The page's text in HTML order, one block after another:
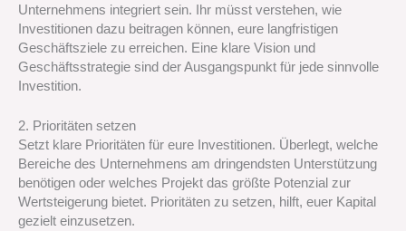
Unternehmens integriert sein. Ihr müsst verstehen, wie
Investitionen dazu beitragen können, eure langfristigen
Geschäftsziele zu erreichen. Eine klare Vision und
Geschäftsstrategie sind der Ausgangspunkt für jede sinnvolle
Investition.
2. Prioritäten setzen
Setzt klare Prioritäten für eure Investitionen. Überlegt, welche
Bereiche des Unternehmens am dringendsten Unterstützung
benötigen oder welches Projekt das größte Potenzial zur
Wertsteigerung bietet. Prioritäten zu setzen, hilft, euer Kapital
gezielt einzusetzen.